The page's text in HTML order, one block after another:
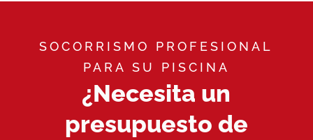
SOCORRISMO PROFESIONAL
PARA SU PISCINA
¿Necesita un
presupuesto de